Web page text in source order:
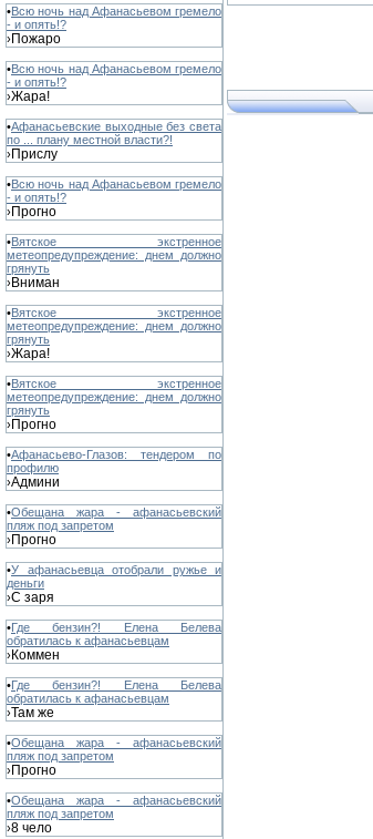
•Всю ночь над Афанасьевом гремело
- и опять!?
›Пожаро
•Всю ночь над Афанасьевом гремело
- и опять!?
›Жара!
•Афанасьевские выходные без света
по ... плану местной власти?!
›Прислу
•Всю ночь над Афанасьевом гремело
- и опять!?
›Прогно
•Вятское экстренное
метеопредупреждение: днем должно
грянуть
›Вниман
•Вятское экстренное
метеопредупреждение: днем должно
грянуть
›Жара!
•Вятское экстренное
метеопредупреждение: днем должно
грянуть
›Прогно
•Афанасьево-Глазов: тендером по
профилю
›Админи
•Обещана жара - афанасьевский
пляж под запретом
›Прогно
•У афанасьевца отобрали ружье и
деньги
›С заря
•Где бензин?! Елена Белева
обратилась к афанасьевцам
›Коммен
•Где бензин?! Елена Белева
обратилась к афанасьевцам
›Там же
•Обещана жара - афанасьевский
пляж под запретом
›Прогно
•Обещана жара - афанасьевский
пляж под запретом
›8 чело